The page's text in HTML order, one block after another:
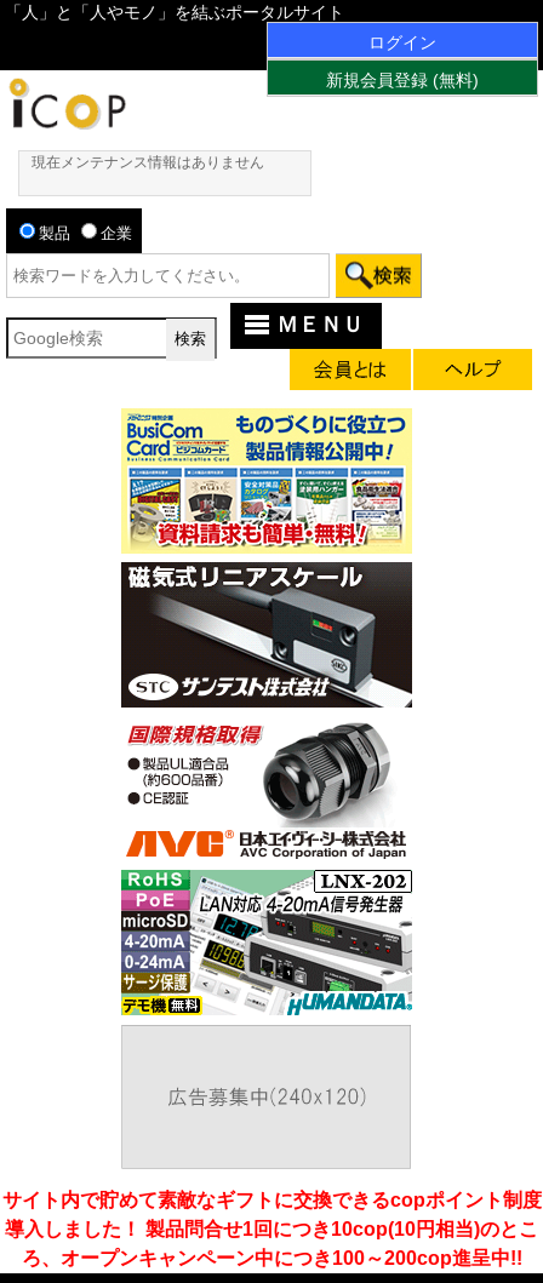
「人」と「人やモノ」を結ぶポータルサイト
ログイン
新規会員登録 (無料)
現在メンテナンス情報はありません
製品 企業
ＭＥＮＵ
サイト内で貯めて素敵なギフトに交換できるcopポイント制度
導入しました！ 製品問合せ1回につき10cop(10円相当)のとこ
ろ、オープンキャンペーン中につき100～200cop進呈中!!